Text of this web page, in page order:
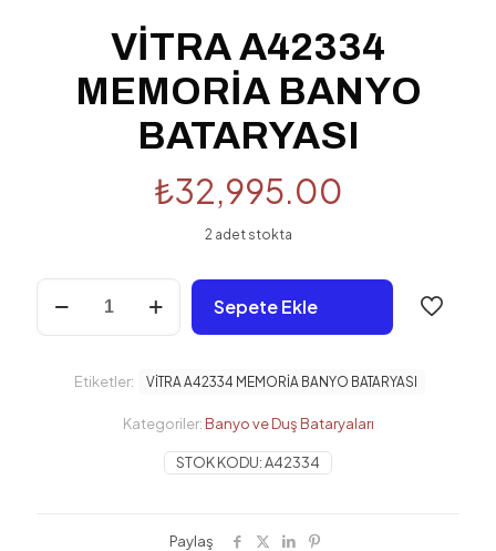
VİTRA A42334
MEMORİA BANYO
BATARYASI
₺32,995.00
2 adet stokta
VİTRA
A42334
MEMORİA
Sepete Ekle
STOK KODU:A42334
Kategoriler: Banyo ve Duş Bataryaları
Etiketler: VİTRA A42334 MEMORİA BANYO BATARYASI
Paylaş